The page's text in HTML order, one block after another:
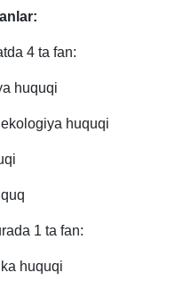
4 ta fan:
huquqi
huquqi
1 ta fan:
huquqi